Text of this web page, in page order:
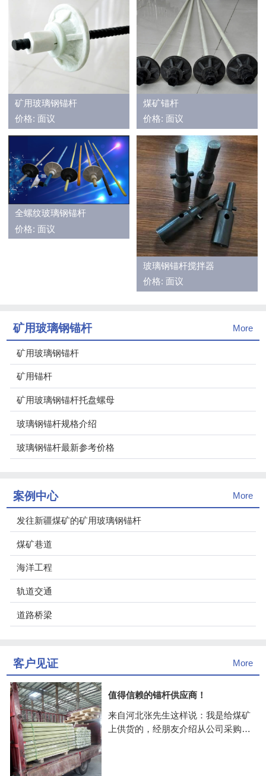
矿用玻璃钢锚杆
价格: 面议
煤矿锚杆
价格: 面议
全螺纹玻璃钢锚杆
价格: 面议
玻璃钢锚杆搅拌器
价格: 面议
矿用玻璃钢锚杆 More
矿用玻璃钢锚杆
矿用锚杆
矿用玻璃钢锚杆托盘螺母
玻璃钢锚杆规格介绍
玻璃钢锚杆最新参考价格
案例中心 More
发往新疆煤矿的矿用玻璃钢锚杆
煤矿巷道
海洋工程
轨道交通
道路桥梁
客户见证 More
值得信赖的锚杆供应商！
来自河北张先生这样说：我是给煤矿
上供货的，经朋友介绍从公司采购的